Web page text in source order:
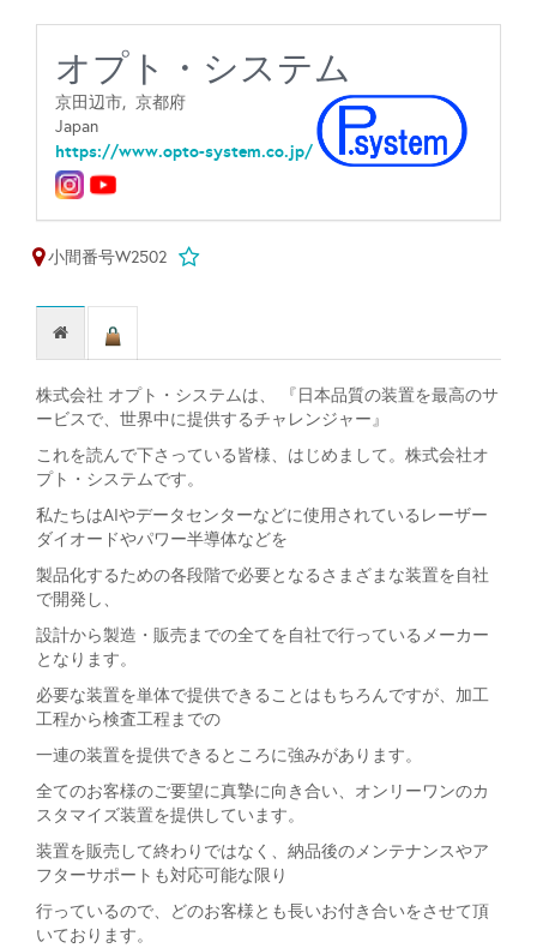
オプト・システム
京田辺市, 京都府
Japan
https://www.opto-system.co.jp/
小間番号W2502
株式会社 オプト・システムは、 『日本品質の装置を最高のサ
ービスで、世界中に提供するチャレンジャー』
これを読んで下さっている皆様、はじめまして。株式会社オ
プト・システムです。
私たちはAIやデータセンターなどに使用されているレーザー
ダイオードやパワー半導体などを
製品化するための各段階で必要となるさまざまな装置を自社
で開発し、
設計から製造・販売までの全てを自社で行っているメーカー
となります。
必要な装置を単体で提供できることはもちろんですが、加工
工程から検査工程までの
一連の装置を提供できるところに強みがあります。
全てのお客様のご要望に真摯に向き合い、オンリーワンのカ
スタマイズ装置を提供しています。
装置を販売して終わりではなく、納品後のメンテナンスやア
フターサポートも対応可能な限り
行っているので、どのお客様とも長いお付き合いをさせて頂
いております。